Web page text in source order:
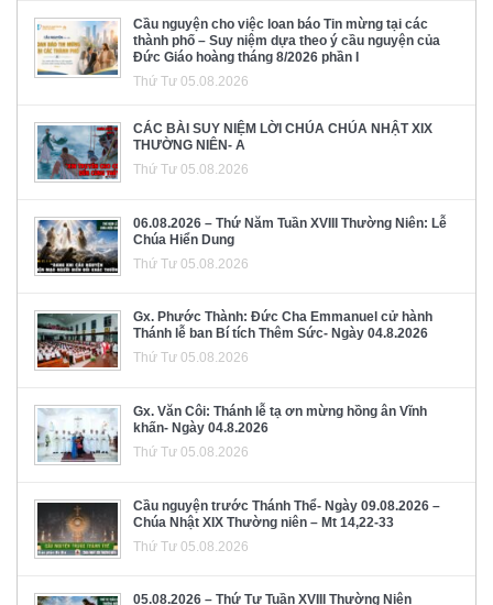
Cầu nguyện cho việc loan báo Tin mừng tại các
thành phố – Suy niệm dựa theo ý cầu nguyện của
Đức Giáo hoàng tháng 8/2026 phần I
Thứ Tư 05.08.2026
CÁC BÀI SUY NIỆM LỜI CHÚA CHÚA NHẬT XIX
THƯỜNG NIÊN- A
Thứ Tư 05.08.2026
06.08.2026 – Thứ Năm Tuần XVIII Thường Niên: Lễ
Chúa Hiển Dung
Thứ Tư 05.08.2026
Gx. Phước Thành: Đức Cha Emmanuel cử hành
Thánh lễ ban Bí tích Thêm Sức- Ngày 04.8.2026
Thứ Tư 05.08.2026
Gx. Văn Côi: Thánh lễ tạ ơn mừng hồng ân Vĩnh
khấn- Ngày 04.8.2026
Thứ Tư 05.08.2026
Cầu nguyện trước Thánh Thể- Ngày 09.08.2026 –
Chúa Nhật XIX Thường niên – Mt 14,22-33
Thứ Tư 05.08.2026
05.08.2026 – Thứ Tư Tuần XVIII Thường Niên